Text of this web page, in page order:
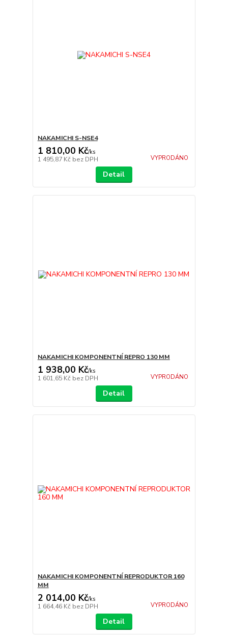
NAKAMICHI S-NSE4
1 810,00 Kč/ks
1 495,87 Kč bez DPH VYPRODÁNO
Detail
NAKAMICHI KOMPONENTNÍ REPRO 130 MM
1 938,00 Kč/ks
1 601,65 Kč bez DPH VYPRODÁNO
Detail
NAKAMICHI KOMPONENTNÍ REPRODUKTOR 160
MM
2 014,00 Kč/ks
1 664,46 Kč bez DPH VYPRODÁNO
Detail